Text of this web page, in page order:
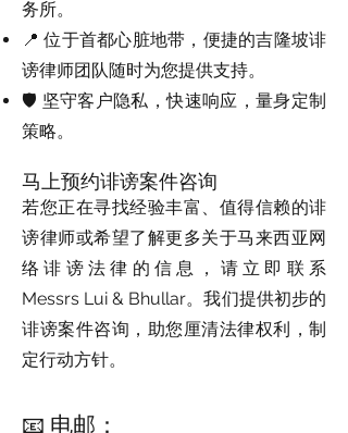
务所。
📍 位于首都心脏地带，便捷的吉隆坡诽
谤律师团队随时为您提供支持。
🛡️ 坚守客户隐私，快速响应，量身定制
策略。
马上预约诽谤案件咨询
若您正在寻找经验丰富、值得信赖的诽
谤律师或希望了解更多关于马来西亚网
络诽谤法律的信息，请立即联系
Messrs Lui & Bhullar。我们提供初步的
诽谤案件咨询，助您厘清法律权利，制
定行动方针。
📧 电邮：